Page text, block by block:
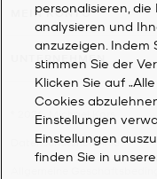
MEIN KONTO
UNTERNEHMEN
2026 Michael Kors
Datenschutzrichtlinie
personalisieren,
analysieren und
anzuzeigen. Indem
stimmen Sie der
Klicken Sie auf
Cookies
Einstellungen
Einstellungen
finden Sie in